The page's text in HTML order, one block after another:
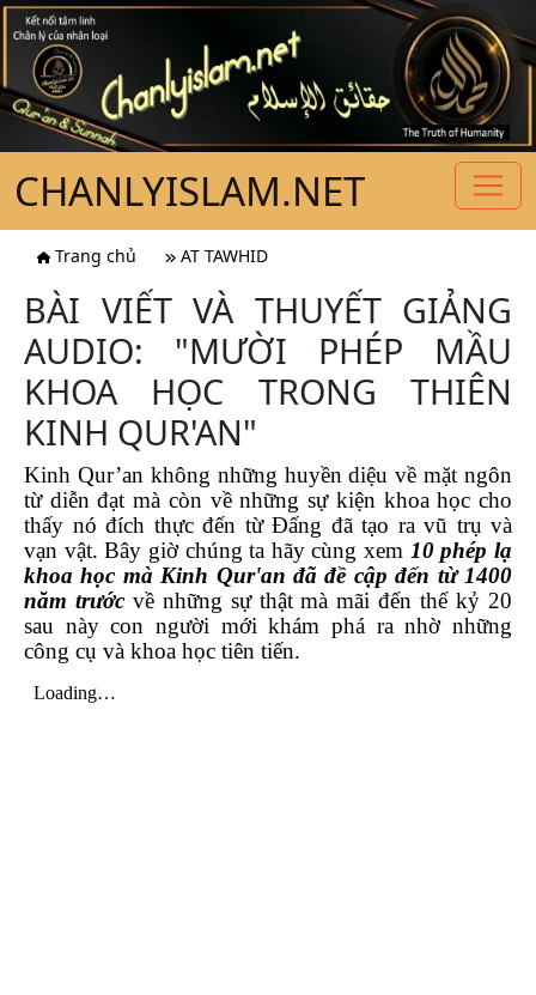
CHANLYISLAM.NET
Trang chủ AT TAWHID
BÀI VIẾT VÀ THUYẾT GIẢNG
AUDIO: "MƯỜI PHÉP MẦU
KHOA HỌC TRONG THIÊN
KINH QUR'AN"
Kinh Qur’an không những huyền diệu về mặt ngôn
từ diễn đạt mà còn về những sự kiện khoa học cho
thấy nó đích thực đến từ Đấng đã tạo ra vũ trụ và
vạn vật. Bây giờ chúng ta hãy cùng xem 10 phép lạ
khoa học mà Kinh Qur'an đã đề cập đến từ 1400
năm trướcvề những sự thật mà mãi đến thế kỷ 20
sau này con người mới khám phá ra nhờ những
công cụ và khoa học tiên tiến.